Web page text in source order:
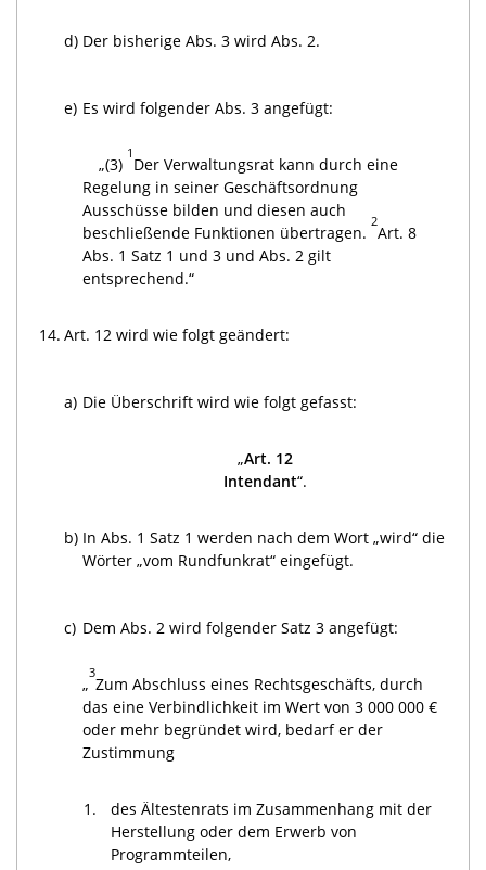
d) Der bisherige Abs. 3 wird Abs. 2.
e) Es wird folgender Abs. 3 angefügt:
„(3)
1
Der Verwaltungsrat kann durch eine
Regelung in seiner Geschäftsordnung
Ausschüsse bilden und diesen auch
beschließende Funktionen übertragen.
2
Art. 8
Abs. 1 Satz 1 und 3 und Abs. 2 gilt
entsprechend.“
14. Art. 12 wird wie folgt geändert:
a) Die Überschrift wird wie folgt gefasst:
„Art. 12
Intendant“.
b) In Abs. 1 Satz 1 werden nach dem Wort „wird“ die
Wörter „vom Rundfunkrat“ eingefügt.
c) Dem Abs. 2 wird folgender Satz 3 angefügt:
„
3
Zum Abschluss eines Rechtsgeschäfts, durch
das eine Verbindlichkeit im Wert von 3 000 000 €
oder mehr begründet wird, bedarf er der
Zustimmung
1.
des Ältestenrats im Zusammenhang mit der
Herstellung oder dem Erwerb von
Programmteilen,